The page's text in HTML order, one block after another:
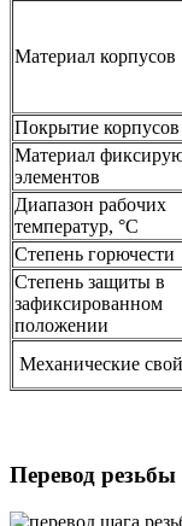
Материал корпусов
Покрытие корпусов
Материал
элементов
Диапазон рабочих
температур, °С
Степень горючести
Степень защиты в
зафиксированном
положении
Механические
Перевод